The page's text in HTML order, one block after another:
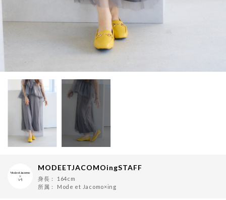
MODEETJACOMOingSTAFF
身長：
164cm
所属： Mode et Jacomo×ing